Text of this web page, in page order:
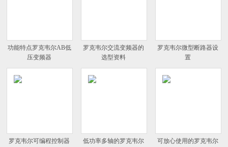
功能特点罗克韦尔AB低
压变频器
罗克韦尔交流变频器的
选型资料
罗克韦尔微型断路器设
置
罗克韦尔可编程控制器
低功率多轴的罗克韦尔
可放心使用的罗克韦尔